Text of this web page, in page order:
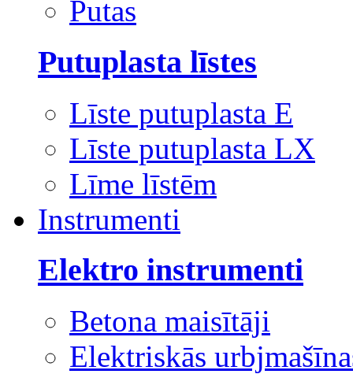
Putas
Putuplasta līstes
Līste putuplasta E
Līste putuplasta LX
Līme līstēm
Instrumenti
Elektro instrumenti
Betona maisītāji
Elektriskās